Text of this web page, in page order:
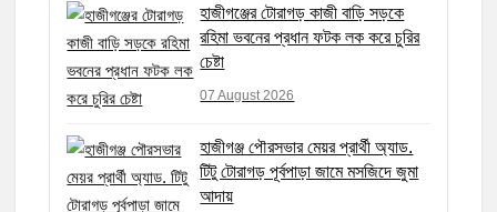
হাজীগঞ্জের টোরাগড় কাজী বাড়ি সড়কে
রহিমা ভবনের প্রধান ফটক লক করে চুরির
চেষ্টা
07 August 2026
হাজীগঞ্জ পৌরসভার মেয়র প্রার্থী অ্যাড.
টিটু টোরাগড় পূর্বপাড়া জামে মসজিদে জুমা
আদায়